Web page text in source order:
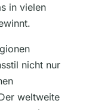
in vielen
nicht nur
weltweite